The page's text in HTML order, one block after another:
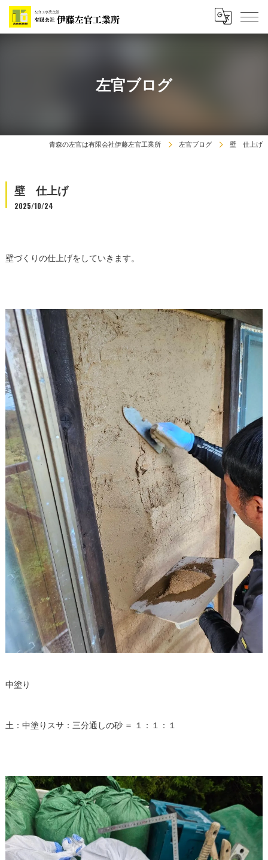
左官ブログ
青森の左官は有限会社伊藤左官工業所 左官ブログ 壁 仕上げ
壁 仕上げ
2025/10/24
壁づくりの仕上げをしていきます。
中塗り
土：中塗りスサ：三分通しの砂 ＝ １：１：１